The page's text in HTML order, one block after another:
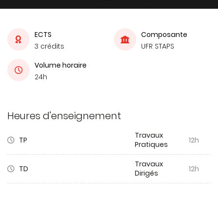
ECTS
3 crédits
Composante
UFR STAPS
Volume horaire
24h
Heures d'enseignement
TP
Travaux
Pratiques
12h
TD
Travaux
Dirigés
12h